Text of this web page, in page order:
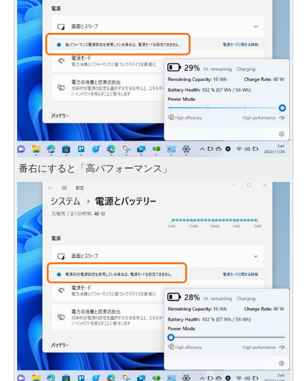
番右にすると「高パフォーマンス」